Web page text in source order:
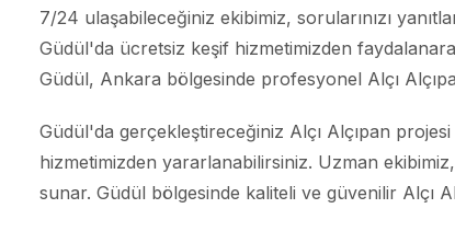
7/24 ulaşabileceğiniz ekibimiz, sorularınızı
Güdül'da ücretsiz keşif hizmetimizden
Güdül, Ankara bölgesinde profesyonel Alçı
Güdül'da gerçekleştireceğiniz Alçı Alçıpan
hizmetimizden yararlanabilirsiniz. Uzman
sunar. Güdül bölgesinde kaliteli ve güvenilir Alçı